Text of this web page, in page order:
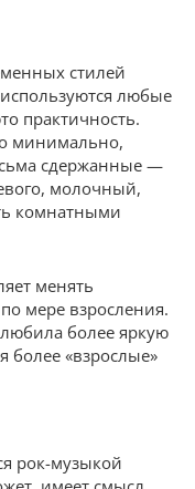
стилей
любые
практичность.
минимально,
сдержанные —
молочный,
комнатными
менять
мере взросления.
более яркую
более «взрослые»
рок-музыкой